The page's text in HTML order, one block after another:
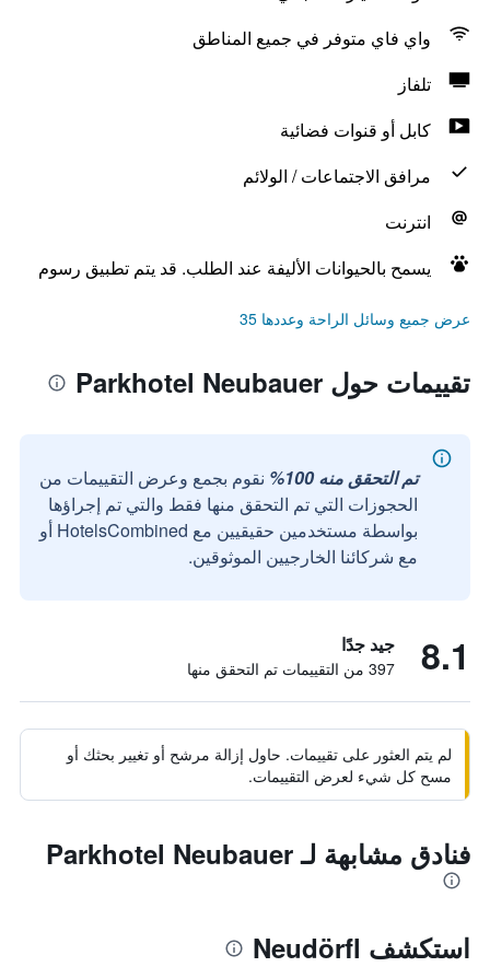
واي فاي متوفر في جميع المناطق
تلفاز
كابل أو قنوات فضائية
مرافق الاجتماعات / الولائم
انترنت
يسمح بالحيوانات الأليفة عند الطلب. قد يتم تطبيق رسوم
عرض جميع وسائل الراحة وعددها 35
تقييمات حول Parkhotel Neubauer
تم التحقق منه 100%
نقوم بجمع وعرض التقييمات من
الحجوزات التي تم التحقق منها فقط والتي تم إجراؤها
بواسطة مستخدمين حقيقيين مع HotelsCombined أو
مع شركائنا الخارجيين الموثوقين.
8.1 جيد جدًا
397 من التقييمات تم التحقق منها
لم يتم العثور على تقييمات. حاول إزالة مرشح أو تغيير بحثك أو
مسح كل شيء لعرض التقييمات.
فنادق مشابهة لـ Parkhotel Neubauer
استكشف Neudörfl